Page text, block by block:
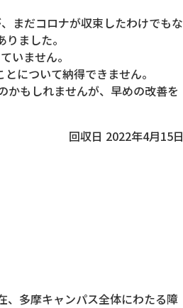
まだコロナが収束したわけでもな
ました。
いません。
について納得できません。
かもしれませんが、早めの改善を
回収日 2022年4月15日
、多摩キャンパス全体にわたる障